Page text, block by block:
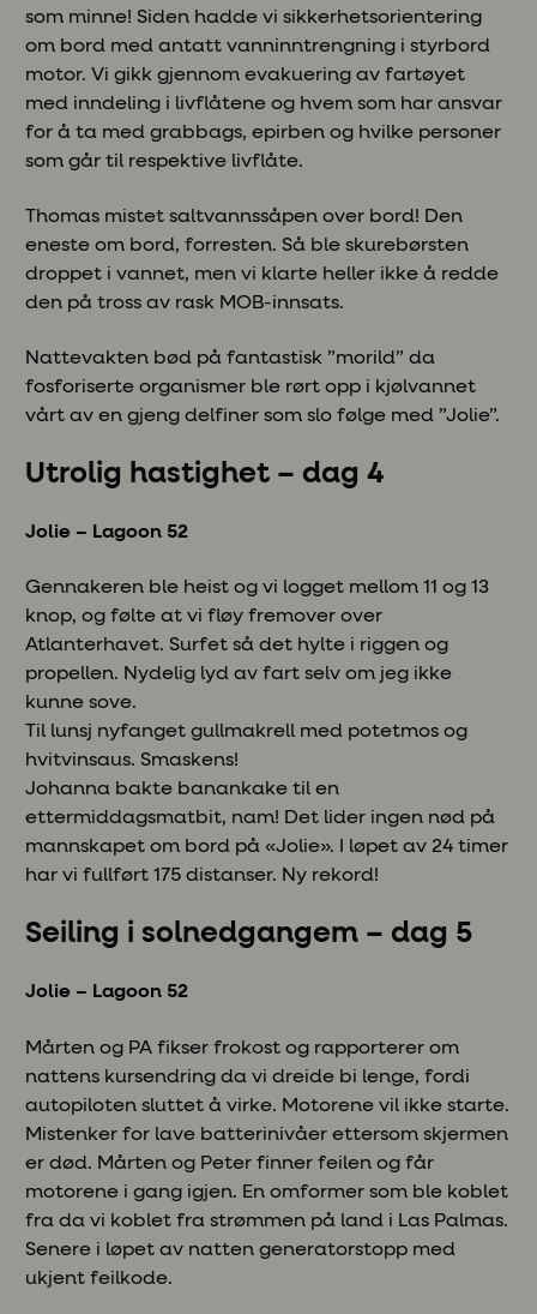
som minne! Siden hadde vi sikkerhetsorientering
om bord med antatt vanninntrengning i styrbord
motor. Vi gikk gjennom evakuering av fartøyet
med inndeling i livflåtene og hvem som har ansvar
for å ta med grabbags, epirben og hvilke personer
som går til respektive livflåte.
Thomas mistet saltvannssåpen over bord! Den
eneste om bord, forresten. Så ble skurebørsten
droppet i vannet, men vi klarte heller ikke å redde
den på tross av rask MOB-innsats.
Nattevakten bød på fantastisk ”morild” da
fosforiserte organismer ble rørt opp i kjølvannet
vårt av en gjeng delfiner som slo følge med ”Jolie”.
Utrolig hastighet – dag 4
Jolie – Lagoon 52
Gennakeren ble heist og vi logget mellom 11 og 13
knop, og følte at vi fløy fremover over
Atlanterhavet. Surfet så det hylte i riggen og
propellen. Nydelig lyd av fart selv om jeg ikke
kunne sove.
Til lunsj nyfanget gullmakrell med potetmos og
hvitvinsaus. Smaskens!
Johanna bakte banankake til en
ettermiddagsmatbit, nam! Det lider ingen nød på
mannskapet om bord på «Jolie». I løpet av 24 timer
har vi fullført 175 distanser. Ny rekord!
Seiling i solnedgangem – dag 5
Jolie – Lagoon 52
Mårten og PA fikser frokost og rapporterer om
nattens kursendring da vi dreide bi lenge, fordi
autopiloten sluttet å virke. Motorene vil ikke starte.
Mistenker for lave batterinivåer ettersom skjermen
er død. Mårten og Peter finner feilen og får
motorene i gang igjen. En omformer som ble koblet
fra da vi koblet fra strømmen på land i Las Palmas.
Senere i løpet av natten generatorstopp med
ukjent feilkode.